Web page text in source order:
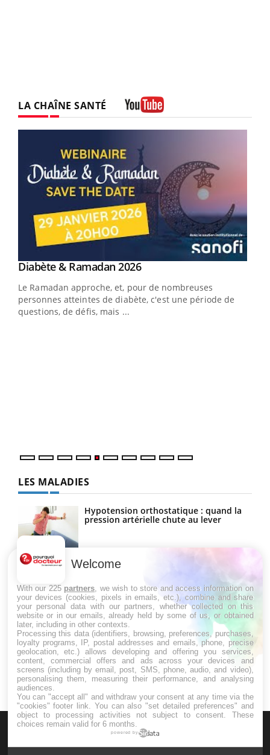
LA CHAÎNE SANTÉ
Youtube
Diabète & Ramadan 2026Youtube
Le Ramadan approche, et, pour de nombreuses
personnes atteintes de diabète, c'est une période de
questions, de défis, mais ...
LES MALADIES
Hypotension orthostatique : quand la
pression artérielle chute au lever
Drépanocytose : une déformation des
Maladie de Charcot (Sclérose latérale
amyotrophique)
Welcome
With our 225 partners , we wish to store and access information on
your devices (cookies, pixels in emails, etc.), combine and share
your personal data with our partners, whether collected on this
website or in our emails, already held by some of us, or obtained
later, including in other contexts.
Processing this data (identifiers, browsing, preferences, purchases,
loyalty programs, IP, postal addresses and emails, phone, precise
geolocation, etc.) allows developing and offering you services,
content, commercial offers and ads across your devices and
screens (including by email, post, SMS, phone, audio, and video),
personalising them, measuring their performance, and analysing
audiences.
You can "accept all" and withdraw your consent at any time via the
"cookies" footer link . You can also "set detailed preferences" and
object to processing activities not subject to consent. These
choices remain valid for 6 months.
powered by